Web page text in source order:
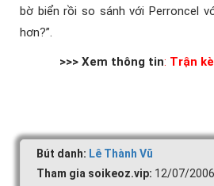
bờ biển rồi so sánh với Perroncel
hơn?”.
>>> Xem thông tin: Trận
Bút danh: Lê Thành Vũ
Tham gia soikeoz.vip: 12/07/2006